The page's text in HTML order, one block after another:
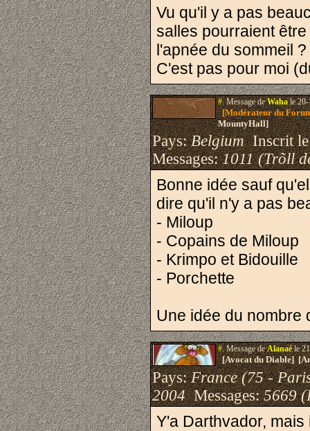
Vu qu'il y a pas
salles pourraient
l'apnée du sommeil ?
C'est pas pour moi
#.Message deWahale 20-
[Modérateur du
MountyHall]
Pays:BelgiumInscrit
Messages:1011 (Trõll
Bonne idée sauf
dire qu'il n'y a pas
- Miloup
- Copains de Miloup
- Krimpo et Bidouille
- Porchette
Une idée du nombre
#.Message deAlanaéle
[Avocat du Diable]
Pays:France (75 -
2004Messages:5669
Y'a Darthvador,